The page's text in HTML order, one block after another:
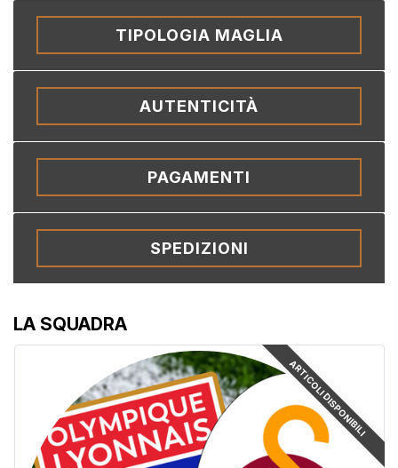
LA SQUADRA
ARTICOLI DISPONIBILI
TIPOLOGIA MAGLIA
AUTENTICITÀ
PAGAMENTI
SPEDIZIONI